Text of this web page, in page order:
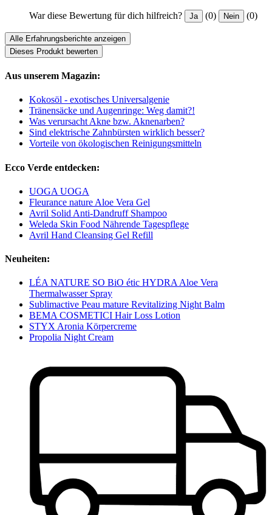
War diese Bewertung für dich hilfreich? Ja (0) Nein (0)
Alle Erfahrungsberichte anzeigen
Dieses Produkt bewerten
Aus unserem Magazin:
Kokosöl - exotisches Universalgenie
Tränensäcke und Augenringe: Weg damit?!
Was verursacht Akne bzw. Aknenarben?
Sind elektrische Zahnbürsten wirklich besser?
Vorteile von ökologischen Reinigungsmitteln
Ecco Verde entdecken:
UOGA UOGA
Fleurance nature Aloe Vera Gel
Avril Solid Anti-Dandruff Shampoo
Weleda Skin Food Nährende Tagespflege
Avril Hand Cleansing Gel Refill
Neuheiten:
LÉA NATURE SO BiO étic HYDRA Aloe Vera
Thermalwasser Spray
Sublimactive Peau mature Revitalizing Night Balm
BEMA COSMETICI Hair Loss Lotion
STYX Aronia Körpercreme
Propolia Night Cream